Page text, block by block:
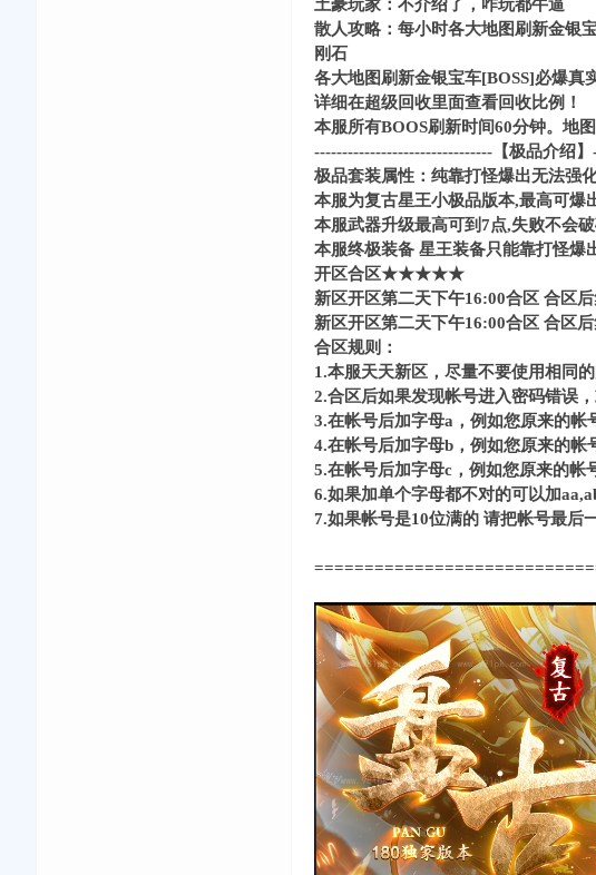
土豪玩家：不介绍了，咋玩都牛逼
散人攻略：每小时各大地图刷新金银
刚石
各大地图刷新金银宝车[BOSS]必爆真
详细在超级回收里面查看回收比例！
本服所有BOOS刷新时间60分钟。地
--------------------------------【极品介绍
极品套装属性：纯靠打怪爆出无法强
本服为复古星王小极品版本,最高可爆
本服武器升级最高可到7点,失败不会
本服终极装备 星王装备只能靠打怪爆
开区合区★★★★★
新区开区第二天下午16:00合区 合区
新区开区第二天下午16:00合区 合区
合区规则：
1.本服天天新区，尽量不要使用相同
2.合区后如果发现帐号进入密码错误
3.在帐号后加字母a，例如您原来的帐
4.在帐号后加字母b，例如您原来的帐
5.在帐号后加字母c，例如您原来的帐
6.如果加单个字母都不对的可以加
7.如果帐号是10位满的 请把帐号最后